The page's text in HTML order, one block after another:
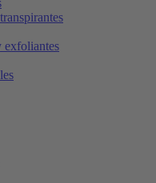
exfoliantes